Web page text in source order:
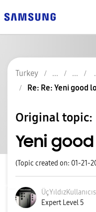
Turkey
Re: Re: Yeni good
Original topic:
Yeni
(Topic created on: 01-21-
ÜçYıldızKullanı
Expert Level 5